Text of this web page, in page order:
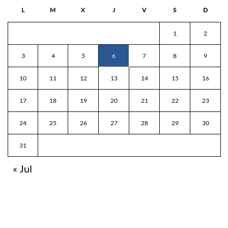
L M X J V S D
1 2
3 4 5 6 7 8 9
10 11 12 13 14 15 16
17 18 19 20 21 22 23
24 25 26 27 28 29 30
31
« Jul